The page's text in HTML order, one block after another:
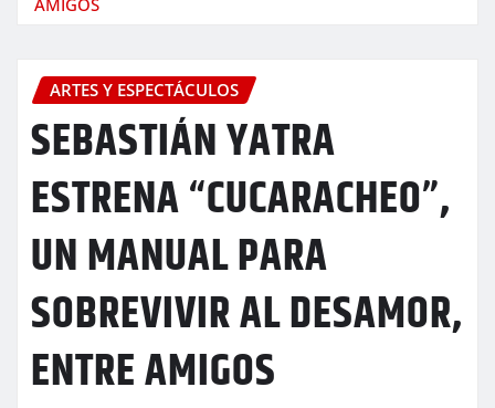
ARTES Y ESPECTÁCULOS
SEBASTIÁN YATRA
ESTRENA “CUCARACHEO”,
UN MANUAL PARA
SOBREVIVIR AL DESAMOR,
ENTRE AMIGOS